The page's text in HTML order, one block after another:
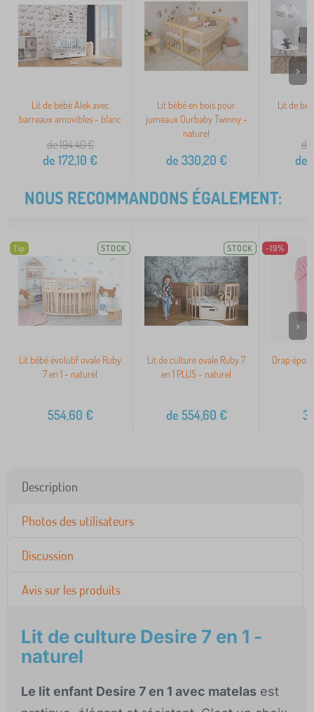
Lit de bébé Alek avec
barreaux amovibles - blanc
de 194,40€
de 172,10 €
Lit bébé en bois pour
jumeaux Ourbaby Twinny -
naturel
de 330,20 €
Lit de
de
de
>
NOUS RECOMMANDONS ÉGALEMENT:
Tip STOCK
Lit bébé évolutif ovale Ruby
7 en 1 - naturel
554,60 €
STOCK
Lit de culture ovale Ruby 7
en 1 PLUS - naturel
de 554,60 €
-19%
Drap
>
Description
Photos des utilisateurs
Discussion
Avis sur les produits
Lit de culture Desire 7 en 1 -
naturel
Le lit enfant Desire 7 en 1 avec matelas est